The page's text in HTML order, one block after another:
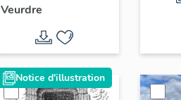
Dame de
Lorette
Veurdre
Notice d'illustration